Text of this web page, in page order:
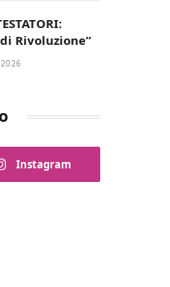
Rivoluzione”
2026
Instagram